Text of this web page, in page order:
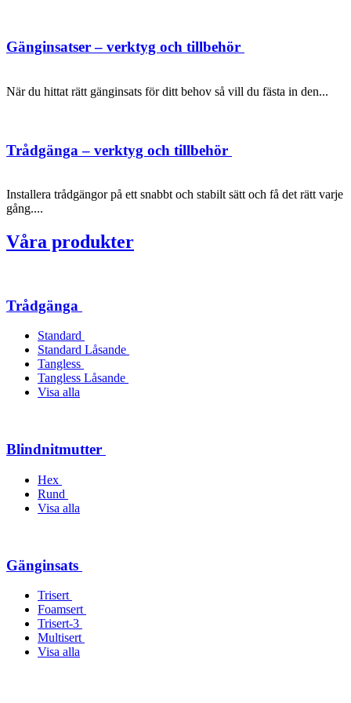
Gänginsatser – verktyg och tillbehör
När du hittat rätt gänginsats för ditt behov så vill du fästa in den...
Trådgänga – verktyg och tillbehör
Installera trådgängor på ett snabbt och stabilt sätt och få det rätt varje
gång....
Våra produkter
Trådgänga
Standard
Standard Låsande
Tangless
Tangless Låsande
Visa alla
Blindnitmutter
Hex
Rund
Visa alla
Gänginsats
Trisert
Foamsert
Trisert-3
Multisert
Visa alla